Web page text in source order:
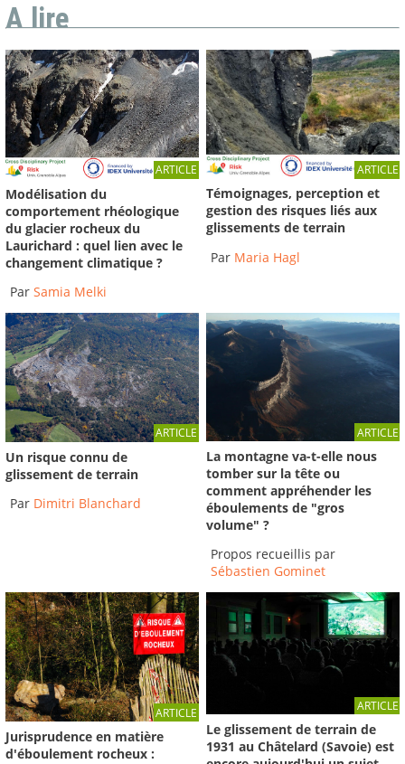
A lire
ARTICLE
Modélisation du
comportement rhéologique
du glacier rocheux du
Laurichard : quel lien avec le
changement climatique ?
Par Samia Melki
ARTICLE
Témoignages, perception et
gestion des risques liés aux
glissements de terrain
Par Maria Hagl
ARTICLE
Un risque connu de
glissement de terrain
Par Dimitri Blanchard
ARTICLE
La montagne va-t-elle nous
tomber sur la tête ou
comment appréhender les
éboulements de "gros
volume" ?
Propos recueillis par
Sébastien Gominet
ARTICLE
Jurisprudence en matière
d'éboulement rocheux :
ARTICLE
Le glissement de terrain de
1931 au Châtelard (Savoie) est